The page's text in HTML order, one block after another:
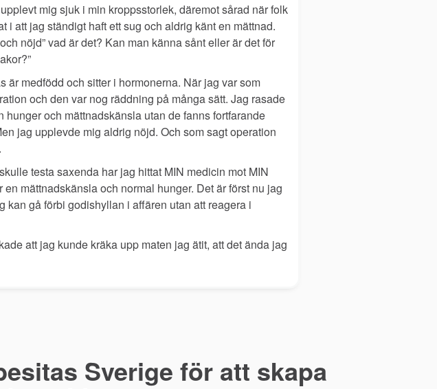
mig sjuk i min kroppsstorlek, däremot sårad när folk
i att jag ständigt haft ett sug och aldrig känt en mättnad.
nöjd” vad är det? Kan man känna sånt eller är det för
medfödd och sitter i hormonerna. När jag var som
och den var nog räddning på många sätt. Jag rasade
och mättnadskänsla utan de fanns fortfarande
jag upplevde mig aldrig nöjd. Och som sagt operation
testa saxenda har jag hittat MIN medicin mot MIN
mättnadskänsla och normal hunger. Det är först nu jag
kan gå förbi godishyllan i affären utan att reagera i
att jag kunde kräka upp maten jag ätit, att det ända jag
till en mer hållbar hälsa